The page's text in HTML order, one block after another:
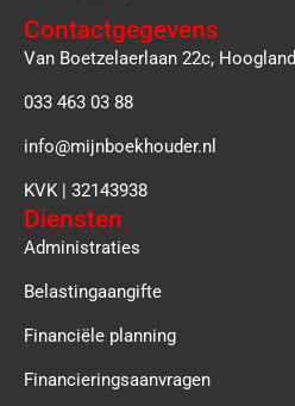
Contactgegevens
Van Boetzelaerlaan 22c, Hoogland
033 463 03 88
info@mijnboekhouder.nl
KVK | 32143938
Diensten
Administraties
Belastingaangifte
Financiële planning
Financieringsaanvragen